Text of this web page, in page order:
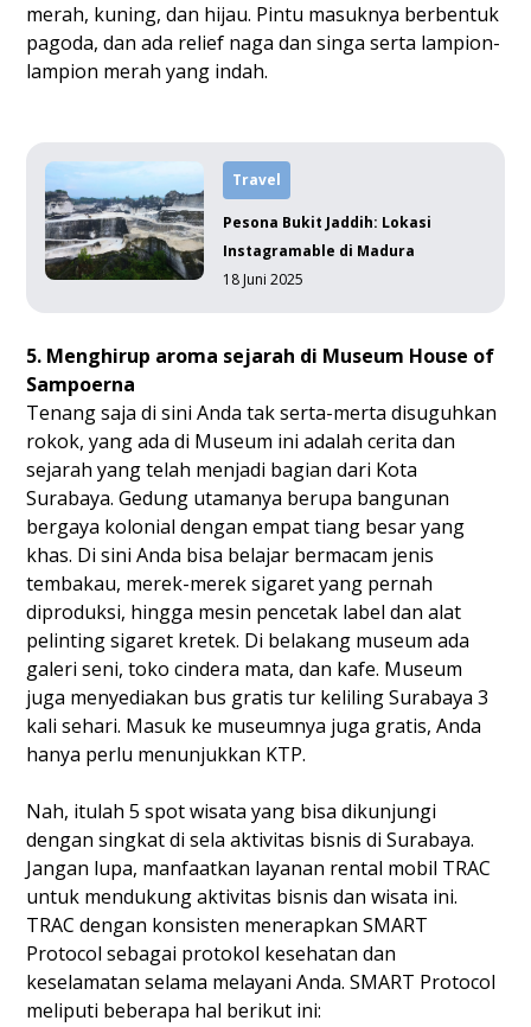
merah, kuning, dan hijau. Pintu masuknya berbentuk
pagoda, dan ada relief naga dan singa serta lampion-
lampion merah yang indah.
Travel
Pesona Bukit Jaddih: Lokasi
Instagramable di Madura
18 Juni 2025
5. Menghirup aroma sejarah di Museum House of
Sampoerna
Tenang saja di sini Anda tak serta-merta disuguhkan
rokok, yang ada di Museum ini adalah cerita dan
sejarah yang telah menjadi bagian dari Kota
Surabaya. Gedung utamanya berupa bangunan
bergaya kolonial dengan empat tiang besar yang
khas. Di sini Anda bisa belajar bermacam jenis
tembakau, merek-merek sigaret yang pernah
diproduksi, hingga mesin pencetak label dan alat
pelinting sigaret kretek. Di belakang museum ada
galeri seni, toko cindera mata, dan kafe. Museum
juga menyediakan bus gratis tur keliling Surabaya 3
kali sehari. Masuk ke museumnya juga gratis, Anda
hanya perlu menunjukkan KTP.
Nah, itulah 5 spot wisata yang bisa dikunjungi
dengan singkat di sela aktivitas bisnis di Surabaya.
Jangan lupa, manfaatkan layanan rental mobil TRAC
untuk mendukung aktivitas bisnis dan wisata ini.
TRAC dengan konsisten menerapkan SMART
Protocol sebagai protokol kesehatan dan
keselamatan selama melayani Anda. SMART Protocol
meliputi beberapa hal berikut ini: